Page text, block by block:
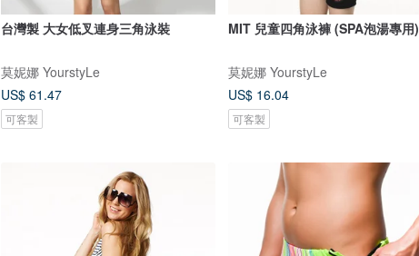
台灣製 大女低叉連身三角泳裝
莫妮娜 YourstyLe
US$ 61.47
可客製
MIT 兒童四角泳褲 (SPA泡湯專用)
莫妮娜 YourstyLe
US$ 16.04
可客製